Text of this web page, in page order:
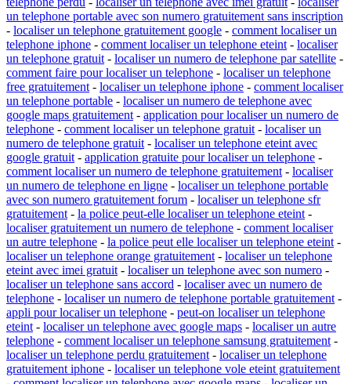
un telephone portable avec son numero gratuitement sans inscription
- localiser un telephone gratuitement google - comment localiser un
telephone iphone - comment localiser un telephone eteint - localiser
un telephone gratuit - localiser un numero de telephone par satellite -
comment faire pour localiser un telephone - localiser un telephone
free gratuitement - localiser un telephone iphone - comment localiser
un telephone portable - localiser un numero de telephone avec
google maps gratuitement - application pour localiser un numero de
telephone - comment localiser un telephone gratuit - localiser un
numero de telephone gratuit - localiser un telephone eteint avec
google gratuit - application gratuite pour localiser un telephone -
comment localiser un numero de telephone gratuitement - localiser
un numero de telephone en ligne - localiser un telephone portable
avec son numero gratuitement forum - localiser un telephone sfr
gratuitement - la police peut-elle localiser un telephone eteint -
localiser gratuitement un numero de telephone - comment localiser
un autre telephone - la police peut elle localiser un telephone eteint -
localiser un telephone orange gratuitement - localiser un telephone
eteint avec imei gratuit - localiser un telephone avec son numero -
localiser un telephone sans accord - localiser avec un numero de
telephone - localiser un numero de telephone portable gratuitement -
appli pour localiser un telephone - peut-on localiser un telephone
eteint - localiser un telephone avec google maps - localiser un autre
telephone - comment localiser un telephone samsung gratuitement -
localiser un telephone perdu gratuitement - localiser un telephone
gratuitement iphone - localiser un telephone vole eteint gratuitement